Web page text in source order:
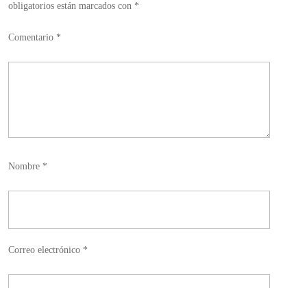
obligatorios están marcados con *
Comentario *
Nombre *
Correo electrónico *